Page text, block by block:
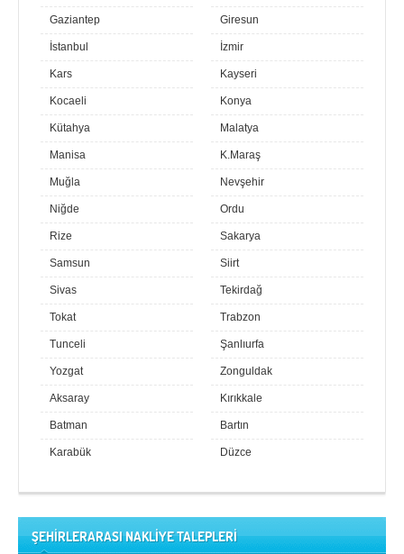
Gaziantep Giresun
İstanbul İzmir
Kars Kayseri
Kocaeli Konya
Kütahya Malatya
Manisa K.Maraş
Muğla Nevşehir
Niğde Ordu
Rize Sakarya
Samsun Siirt
Sivas Tekirdağ
Tokat Trabzon
Tunceli Şanlıurfa
Yozgat Zonguldak
Aksaray Kırıkkale
Batman Bartın
Karabük Düzce
ŞEHİRLERARASI NAKLİYE TALEPLERİ